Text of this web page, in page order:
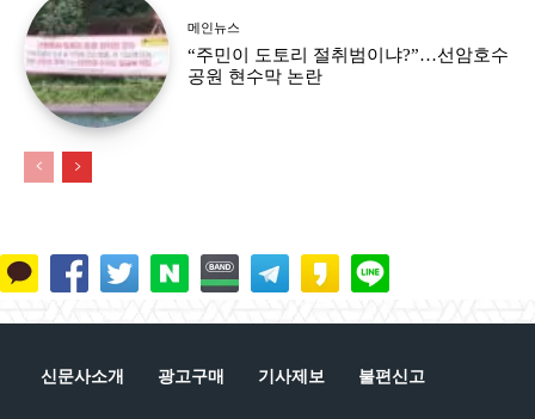
메인뉴스
“주민이 도토리 절취범이냐?”…선암호수
공원 현수막 논란
신문사소개 광고구매 기사제보 불편신고